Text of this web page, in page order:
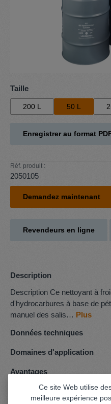
Sélectionnez
Taille
200 L 50 L
Enregistrer au format
Réf. produit :
2050105
Demandez maintenant
Revendeurs en ligne
Description
Description Ce nettoyant à
d'hydrocarbures à base de
manuel des salis… Plus
Données techniques
Domaines d'application
Avantages
Ce site Web utilise
meilleure expérience